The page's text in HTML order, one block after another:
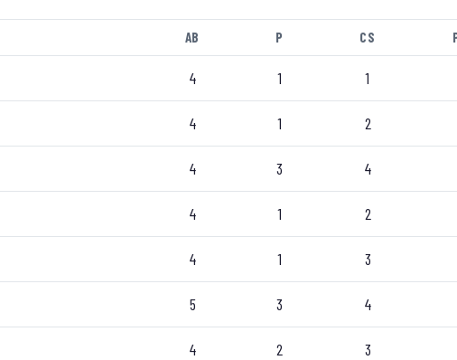
AB P CS
4 1 1
4 1 2
4 3 4
4 1 2
4 1 3
5 3 4
4 2 3